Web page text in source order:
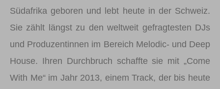
Südafrika geboren und lebt heute in der Schweiz.
Sie zählt längst zu den weltweit gefragtesten DJs
und Produzentinnen im Bereich Melodic- und Deep
House. Ihren Durchbruch schaffte sie mit „Come
With Me“ im Jahr 2013, einem Track, der bis heute